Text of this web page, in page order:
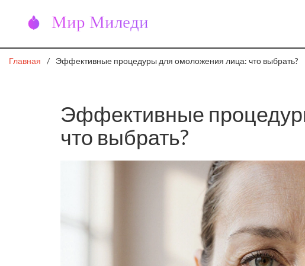
Главная Эффективные процедуры для омоложения лица: что выбрать?
Эффективные
что выбрать?